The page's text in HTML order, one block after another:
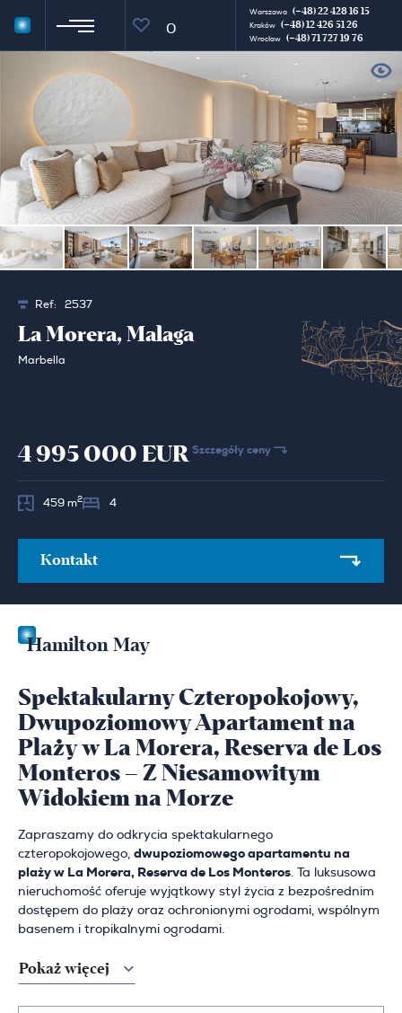
0
Warszawa (+48) 22 428 16 15
Kraków (+48) 12 426 51 26
Wrocław (+48) 71 727 19 76
Ref: 2537
La Morera, Malaga
Marbella
4 995 000 EUR Szczegóły ceny
459 m2 4
Kontakt
Hamilton May
Spektakularny Czteropokojowy,
Dwupoziomowy Apartament na
Plaży w La Morera, Reserva de Los
Monteros – Z Niesamowitym
Widokiem na Morze
Zapraszamy do odkrycia spektakularnego
czteropokojowego, dwupoziomowego apartamentu na
plaży w La Morera, Reserva de Los Monteros. Ta luksusowa
nieruchomość oferuje wyjątkowy styl życia z bezpośrednim
dostępem do plaży oraz ochronionymi ogrodami, wspólnym
basenem i tropikalnymi ogrodami.
Pokaż więcej